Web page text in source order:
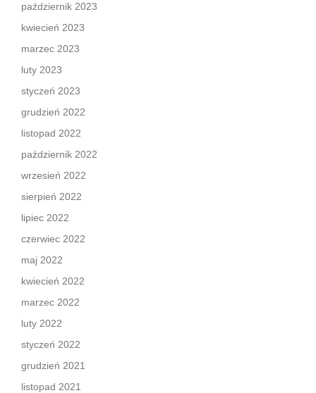
październik 2023
kwiecień 2023
marzec 2023
luty 2023
styczeń 2023
grudzień 2022
listopad 2022
październik 2022
wrzesień 2022
sierpień 2022
lipiec 2022
czerwiec 2022
maj 2022
kwiecień 2022
marzec 2022
luty 2022
styczeń 2022
grudzień 2021
listopad 2021